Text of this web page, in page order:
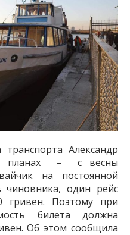
Александр
планах – с весны
на постоянной
чиновника, один рейс
гривен. Поэтому при
билета должна
Об этом сообщила